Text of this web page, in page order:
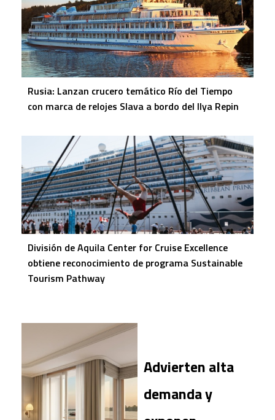
Rusia: Lanzan crucero temático Río del Tiempo
con marca de relojes Slava a bordo del Ilya Repin
División de Aquila Center for Cruise Excellence
obtiene reconocimiento de programa Sustainable
Tourism Pathway
Advierten alta
demanda y